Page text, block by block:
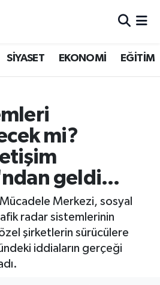
SİYASET EKONOMİ EĞİTİM
mi?
geldi...
Merkezi, sosyal
radar sistemlerinin
şirketlerin sürücülere
iddiaların gerçeği
ve Fikstür